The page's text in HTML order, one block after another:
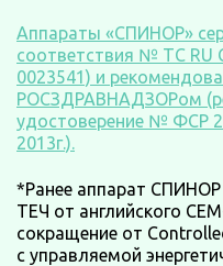
Аппараты «СПИНОР»
соответствия № ТС RU
0023541) и
РОСЗДРАВНАДЗОРом
удостоверение № ФСР
2013г.).
*Ранее аппарат
ТЕЧ от английского
сокращение от
с управляемой